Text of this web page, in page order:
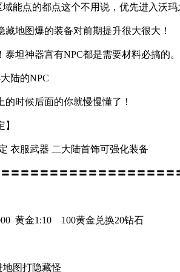
能点的都点这个不用说，优先进入沃玛
地图爆的装备对前期提升很大很大！
坦神器宫有NPC都是需要材料必搞的。
陆的NPC
时候后面的你就慢慢懂了！
衣服武器 二大陆首饰可强化装备
〓〓〓〓〓〓〓〓〓〓〓〓〓〓〓〓
黄金1:10 100黄金兑换20钻石
图打隐藏怪